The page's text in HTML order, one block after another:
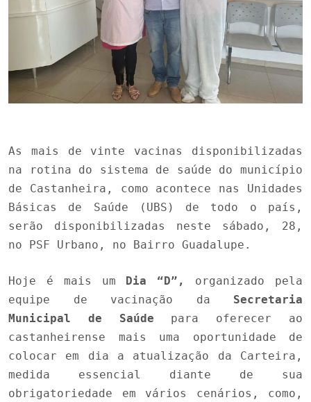
As mais de vinte vacinas disponibilizadas
na rotina do sistema de saúde do município
de Castanheira, como acontece nas Unidades
Básicas de Saúde (UBS) de todo o país,
serão disponibilizadas neste sábado, 28,
no PSF Urbano, no Bairro Guadalupe.
Hoje é mais um Dia “D”,
organizado pela
equipe de vacinação da Secretaria
Municipal de Saúde para oferecer ao
castanheirense mais uma oportunidade de
colocar em dia a atualização da Carteira,
medida essencial diante de sua
obrigatoriedade em vários cenários, como,